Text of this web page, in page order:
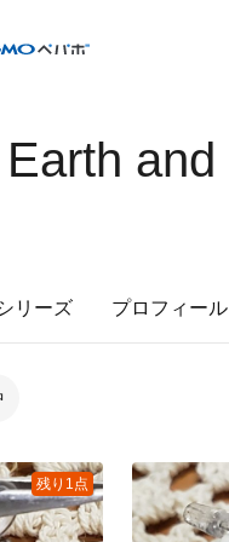
Earth and
リーズ プロフィール
残り1点